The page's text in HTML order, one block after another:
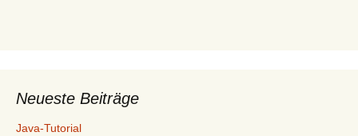
Neueste Beiträge
Java-Tutorial